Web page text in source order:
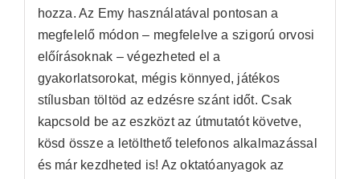
hozza. Az Emy használatával pontosan a
megfelelő módon – megfelelve a szigorú orvosi
előírásoknak – végezheted el a
gyakorlatsorokat, mégis könnyed, játékos
stílusban töltöd az edzésre szánt időt. Csak
kapcsold be az eszközt az útmutatót követve,
kösd össze a letölthető telefonos alkalmazással
és már kezdheted is! Az oktatóanyagok az